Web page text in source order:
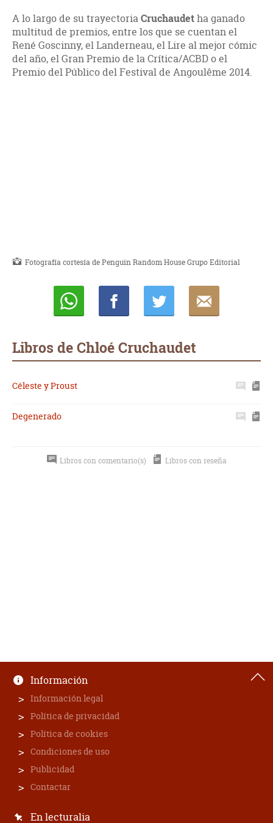
A lo largo de su trayectoriaCruchaudetha ganado
multitud de premios, entre los que se cuentan el
René Goscinny, el Landerneau, el Lire al mejor cómic
del año, el Gran Premio de la Crítica/ACBD o el
Premio del Público del Festival de Angoulême 2014.
Fotografía cortesía de Penguin Random House Grupo Editorial
Libros de Chloé Cruchaudet
Céleste y Proust
Degenerado
Libros con comentario(s) Libros con reseña
Información
Información legal
Política de privacidad
Política de cookies
Condiciones de uso
Publicidad
Contactar
En lecturalia